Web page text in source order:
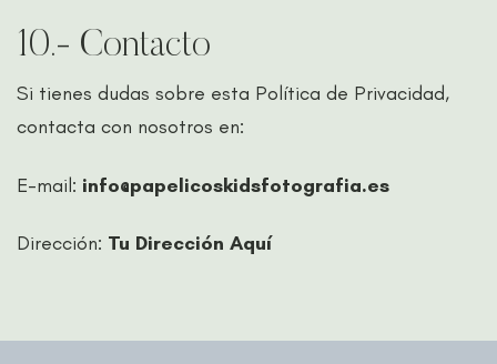
10.- Contacto
Si tienes dudas sobre esta Política de Privacidad,
contacta con nosotros en:
E-mail: info@papelicoskidsfotografia.es
Dirección: Tu Dirección Aquí